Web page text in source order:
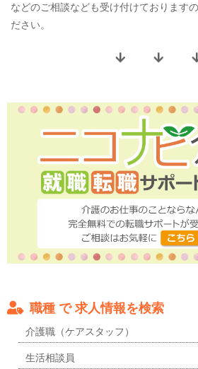
などのご相談なども受け付けております
ださい。
職種 で 求人情報を検索
介護職（ケアスタッフ）
生活相談員